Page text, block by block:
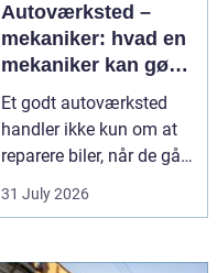
Autoværksted –
mekaniker: hvad en
mekaniker kan gøre
for din bil
Et godt autoværksted
handler ikke kun om at
reparere biler, når de går i
stykker. Det handler i lige
så høj grad om
klare svar, når du som
31 July 2026